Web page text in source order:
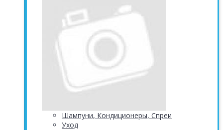
Шампуни, Кондиционеры, Спреи
Уход